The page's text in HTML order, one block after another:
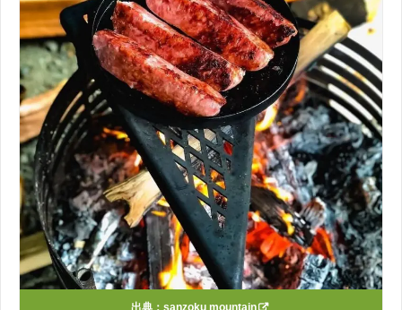
出典： sanzoku mountain